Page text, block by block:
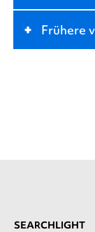
+ Frühere
SEARCHLIGHT